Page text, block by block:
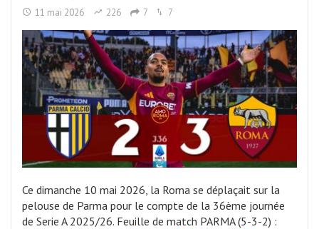
11 mai 2026 226 7 7
Ce dimanche 10 mai 2026, la Roma se déplaçait sur la
pelouse de Parma pour le compte de la 36ème journée
de Serie A 2025/26. Feuille de match PARMA (5-3-2) :